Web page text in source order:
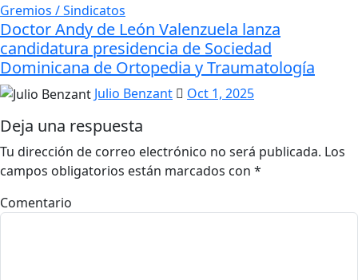
Gremios / Sindicatos
Doctor Andy de León Valenzuela lanza
candidatura presidencia de Sociedad
Dominicana de Ortopedia y Traumatología
Julio Benzant Oct 1, 2025
Deja una respuesta
Tu dirección de correo electrónico no será publicada. Los
campos obligatorios están marcados con *
Comentario